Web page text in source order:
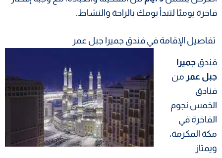
فاخرة يوميًا لتبدأ يومك بالراحة والنشاط.
تفاصيل الإقامة في فندق جميرا جبل عمر
فندق جميرا
جبل عمر من
فنادق
الخمس نجوم
الفاخرة في
مكة المكرمة،
ويمتاز